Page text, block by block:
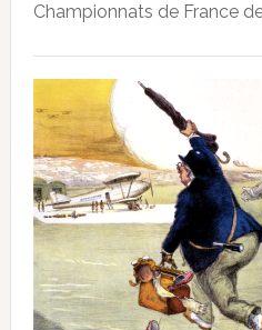
Championnats de France